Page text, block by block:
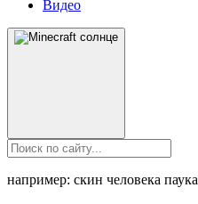
Видео
например: скин человека паука